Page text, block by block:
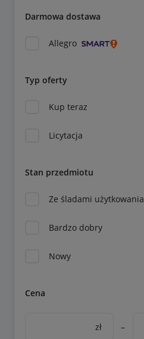
Darmowa dostawa
Allegro
Typ oferty
Kup teraz
Licytacja
Stan przedmiotu
Ze śladami użytkowania
Bardzo dobry
Nowy
Cena
zł –